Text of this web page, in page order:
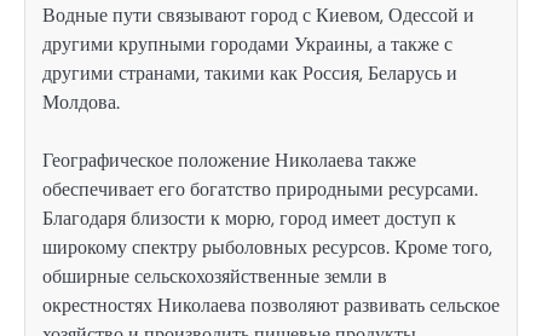
Водные пути связывают город с Киевом, Одессой и
другими крупными городами Украины, а также с
другими странами, такими как Россия, Беларусь и
Молдова.
Географическое положение Николаева также
обеспечивает его богатство природными ресурсами.
Благодаря близости к морю, город имеет доступ к
широкому спектру рыболовных ресурсов. Кроме того,
обширные сельскохозяйственные земли в
окрестностях Николаева позволяют развивать сельское